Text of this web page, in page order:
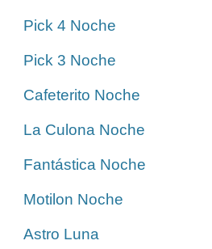
Pick 4 Noche
Pick 3 Noche
Cafeterito Noche
La Culona Noche
Fantástica Noche
Motilon Noche
Astro Luna